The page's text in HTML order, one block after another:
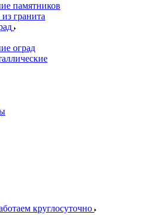
памятников
гранита
оград
круглосуточно